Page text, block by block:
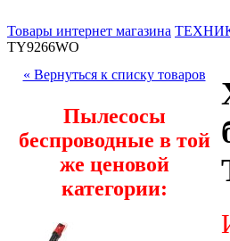
Товары интернет магазина
TY9266WO
« Вернуться к списку товаров
Пылесосы
беспроводные в той
же ценовой
категории: